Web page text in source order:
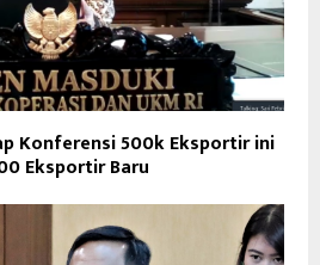
Konferensi 500k Eksportir ini
Eksportir Baru